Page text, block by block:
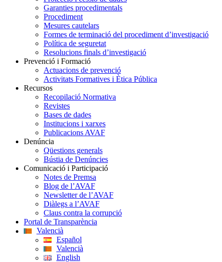
Garanties procedimentals
Procediment
Mesures cautelars
Formes de terminació del procediment d’investigació
Política de seguretat
Resolucions finals d’investigació
Prevenció i Formació
Actuacions de prevenció
Activitats Formatives i Ètica Pública
Recursos
Recopilació Normativa
Revistes
Bases de dades
Institucions i xarxes
Publicacions AVAF
Denúncia
Qüestions generals
Bústia de Denúncies
Comunicació i Participació
Notes de Premsa
Blog de l’AVAF
Newsletter de l’AVAF
Diàlegs a l’AVAF
Claus contra la corrupció
Portal de Transparència
Valencià
Español
Valencià
English